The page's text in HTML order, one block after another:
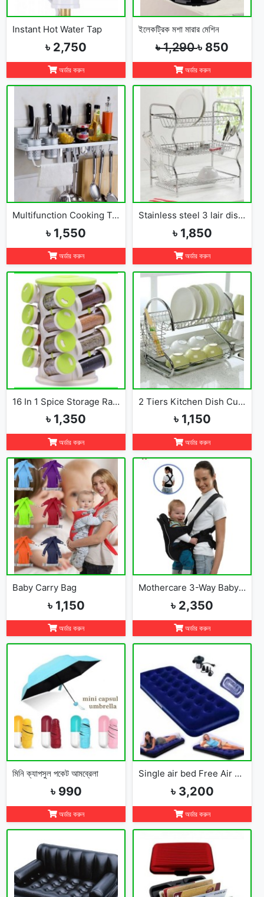
Instant Hot Water Tap
৳ 2,750
অর্ডার করুন
ইলেকট্রিক মশা মারার মেশিন
৳ 1,290৳ 850
অর্ডার করুন
Multifunction Cooking Tools Storage Rack Holder Kitchen Organizer
৳ 1,550
অর্ডার করুন
Stainless steel 3 lair dish rack
৳ 1,850
অর্ডার করুন
16 In 1 Spice Storage Rack
৳ 1,350
অর্ডার করুন
2 Tiers Kitchen Dish Cup Drying Rack-2019
৳ 1,150
অর্ডার করুন
Baby Carry Bag
৳ 1,150
অর্ডার করুন
Mothercare 3-Way Baby Carrier
৳ 2,350
অর্ডার করুন
মিনি ক্যাপসুল পকেট আমব্রেলা
৳ 990
অর্ডার করুন
Single air bed Free Air Pumper
৳ 3,200
অর্ডার করুন